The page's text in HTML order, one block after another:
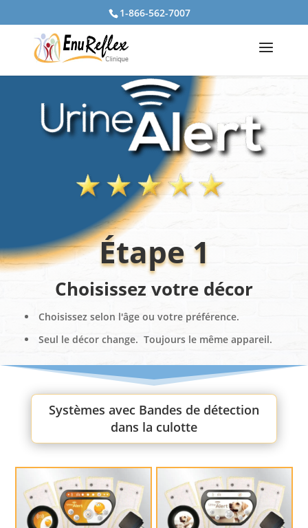
1-866-562-7007
Étape 1
Choisissez votre décor
Choisissez selon l'âge ou votre préférence.
Seul le décor change. Toujours le même appareil.
Systèmes avec Bandes de détection
dans la culotte